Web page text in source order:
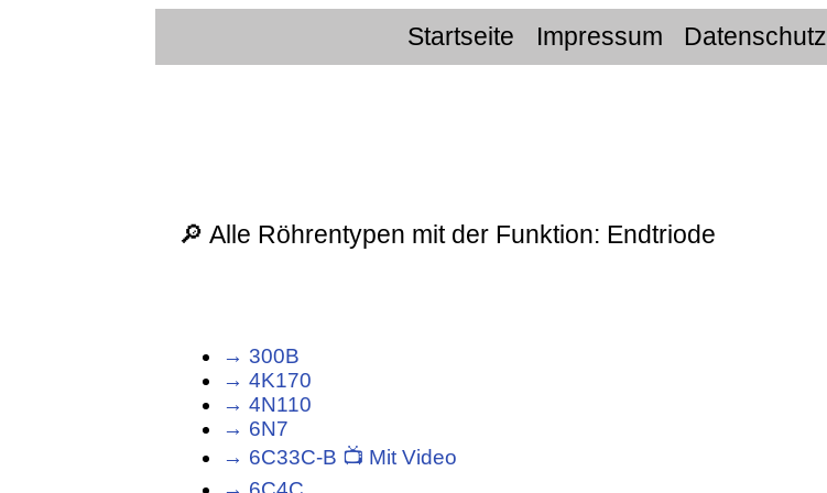
Startseite Impressum Datenschutz
🔎 Alle Röhrentypen mit der Funktion: Endtriode
→ 300B
→ 4K170
→ 4N110
→ 6N7
→ 6С33С-В 📺 Mit Video